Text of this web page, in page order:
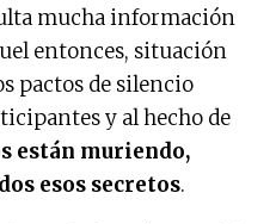
mucha información
entonces, situación
pactos de silencio
y al hecho de
están muriendo,
esos secretos.